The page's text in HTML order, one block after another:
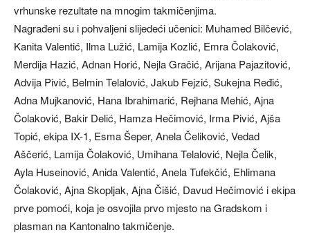
vrhunske rezultate na mnogim takmičenjima.
Nagrađeni su i pohvaljeni slijedeći učenici: Muhamed Bilčević,
Kanita Valentić, Ilma Lužić, Lamija Kozlić, Emra Čolaković,
Merdija Hazić, Adnan Horić, Nejla Gračić, Arijana Pajazitović,
Advija Pivić, Belmin Telalović, Jakub Fejzić, Sukejna Ređić,
Adna Mujkanović, Hana Ibrahimarić, Rejhana Mehić, Ajna
Čolaković, Bakir Delić, Hamza Hečimović, Irma Pivić, Ajša
Topić, ekipa IX-1, Esma Šeper, Anela Čeliković, Vedad
Aščerić, Lamija Čolaković, Umihana Telalović, Nejla Čelik,
Ayla Huseinović, Anida Valentić, Anela Tufekčić, Ehlimana
Čolaković, Ajna Skopljak, Ajna Čišić, Davud Hečimović i ekipa
prve pomoći, koja je osvojila prvo mjesto na Gradskom i
plasman na Kantonalno takmičenje.